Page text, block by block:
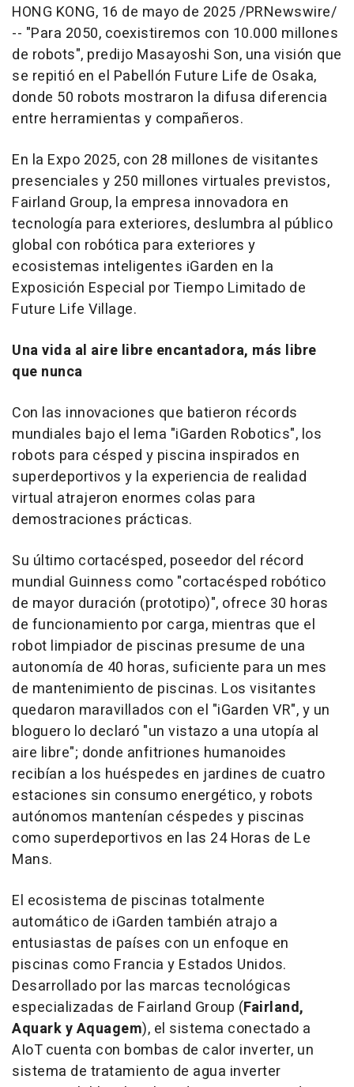
HONG KONG, 16 de mayo de 2025/PRNewswire/
-- "Para 2050, coexistiremos con 10.000 millones
de robots", predijo Masayoshi Son, una visión que
se repitió en el Pabellón Future Life de Osaka,
donde 50 robots mostraron la difusa diferencia
entre herramientas y compañeros.
En la Expo 2025, con 28 millones de visitantes
presenciales y 250 millones virtuales previstos,
Fairland Group, la empresa innovadora en
tecnología para exteriores, deslumbra al público
global con robótica para exteriores y
ecosistemas inteligentes iGarden en la
Exposición Especial por Tiempo Limitado de
Future Life Village.
Una vida al aire libre encantadora, más libre
que nunca
Con las innovaciones que batieron récords
mundiales bajo el lema "iGarden Robotics", los
robots para césped y piscina inspirados en
superdeportivos y la experiencia de realidad
virtual atrajeron enormes colas para
demostraciones prácticas.
Su último cortacésped, poseedor del récord
mundial Guinness como "cortacésped robótico
de mayor duración (prototipo)", ofrece 30 horas
de funcionamiento por carga, mientras que el
robot limpiador de piscinas presume de una
autonomía de 40 horas, suficiente para un mes
de mantenimiento de piscinas. Los visitantes
quedaron maravillados con el "iGarden VR", y un
bloguero lo declaró "un vistazo a una utopía al
aire libre"; donde anfitriones humanoides
recibían a los huéspedes en jardines de cuatro
estaciones sin consumo energético, y robots
autónomos mantenían céspedes y piscinas
como superdeportivos en las 24 Horas de Le
Mans.
El ecosistema de piscinas totalmente
automático de iGarden también atrajo a
entusiastas de países con un enfoque en
piscinas como Francia y Estados Unidos.
Desarrollado por las marcas tecnológicas
especializadas de Fairland Group (Fairland,
Aquark y Aquagem), el sistema conectado a
AIoT cuenta con bombas de calor inverter, un
sistema de tratamiento de agua inverter